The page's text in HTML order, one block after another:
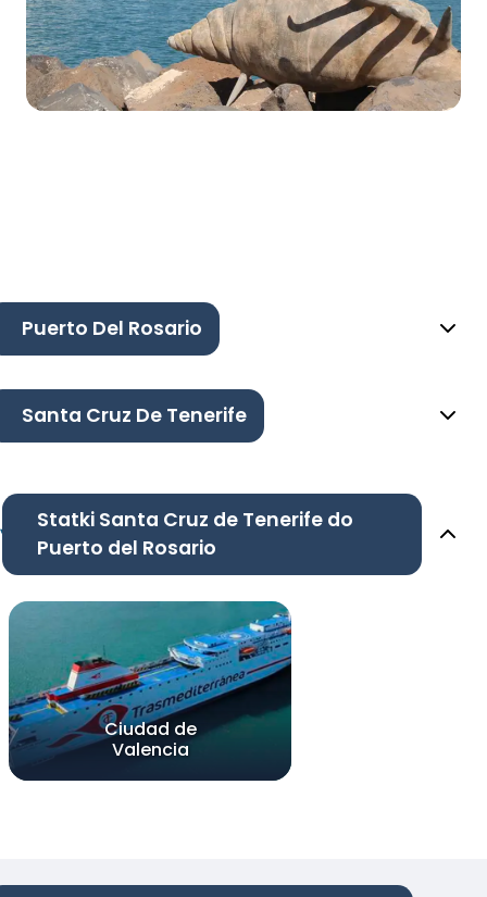
Puerto Del Rosario
Santa Cruz De Tenerife
Statki Santa Cruz de Tenerife do
Puerto del Rosario
Ciudad de
Valencia